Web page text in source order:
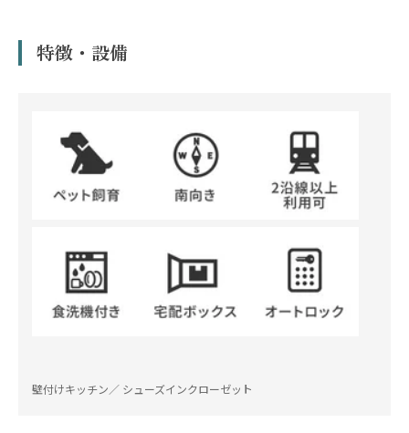
特徴・設備
壁付けキッチン／ シューズインクローゼット